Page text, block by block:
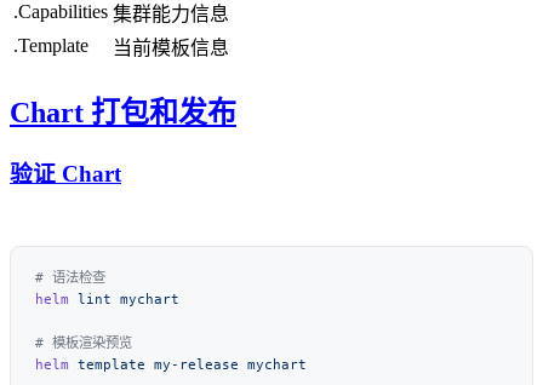
.Capabilities 集群能力信息
.Template
当前模板信息
Chart 打包和发布
验证 Chart
helm lint
helm template my-release